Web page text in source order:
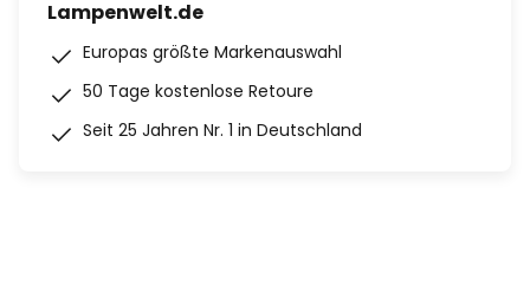
Lampenwelt.de
Europas größte Markenauswahl
50 Tage kostenlose Retoure
Seit 25 Jahren Nr. 1 in Deutschland